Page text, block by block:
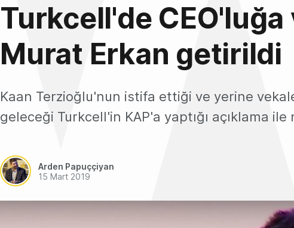
Turkcell'de
Murat Erkan getirildi
Kaan Terzioğlu'nun istifa ettiği ve yerine
geleceği Turkcell'in KAP'a yaptığı açıklama
Arden Papuççiyan
15 Mart 2019